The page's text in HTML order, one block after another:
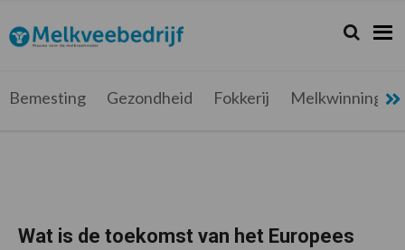
de
hoofdnavigatie
de
hoofd
de
eerste
de
voettekst
Melkveebedrijf.be
Nieuws
melkveehouder
Zoeken...
Zoek
Bemesting Gezondheid Fokkerij Melkwinning
Wat is de toekomst van het Europees